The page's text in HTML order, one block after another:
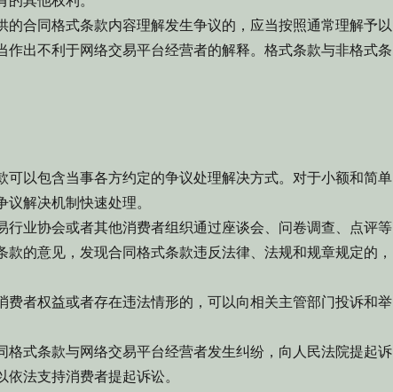
合同格式条款内容理解发生争议的，应当按照通常理解予以
出不利于网络交易平台经营者的解释。格式条款与非格式条
以包含当事各方约定的争议处理解决方式。对于小额和简单
解决机制快速处理。
业协会或者其他消费者组织通过座谈会、问卷调查、点评等
的意见，发现合同格式条款违反法律、法规和规章规定的，
者权益或者存在违法情形的，可以向相关主管部门投诉和举
式条款与网络交易平台经营者发生纠纷，向人民法院提起诉
法支持消费者提起诉讼。